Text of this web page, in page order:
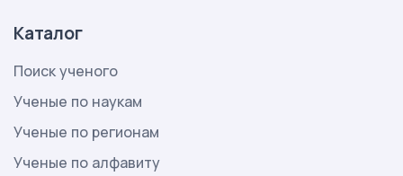
Каталог
Поиск ученого
Ученые по наукам
Ученые по регионам
Ученые по алфавиту